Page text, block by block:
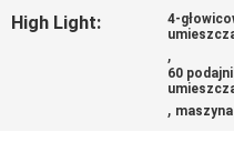
SHOPPING
High Light:
4-
,
60
,